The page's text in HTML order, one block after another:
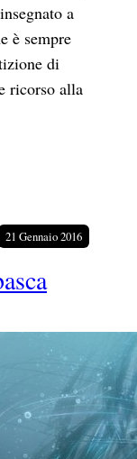
a
è sempre
di
ricorso alla
21 Gennaio 2016